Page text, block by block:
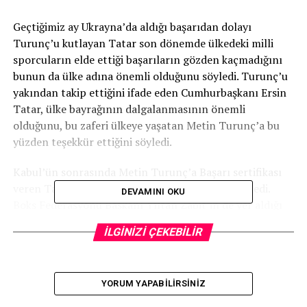
Geçtiğimiz ay Ukrayna’da aldığı başarıdan dolayı
Turunç’u kutlayan Tatar son dönemde ülkedeki milli
sporcuların elde ettiği başarıların gözden kaçmadığını
bunun da ülke adına önemli olduğunu söyledi. Turunç’u
yakından takip ettiğini ifade eden Cumhurbaşkanı Ersin
Tatar, ülke bayrağının dalgalanmasının önemli
olduğunu, bu zaferi ülkeye yaşatan Metin Turunç’a bu
yüzden teşekkür ettiğini söyledi.
veren Tatar, Turunç’a başarılarının devamını diledi.
Boks Federasyonu Başkanı Yıltan Zabit’in de yer aldığı
kabulde, Cumhurbaşkanı Tatar’a Sertaç Bozatlı ve Aydın
Akkurt eşlik etti.
DEVAMINI OKU
İLGİNİZİ ÇEKEBİLİR
YORUM YAPABILIRSINIZ